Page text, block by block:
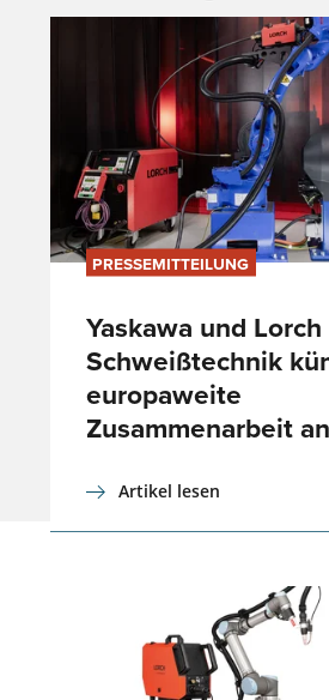
PRESSEMITTEILUNG
Yaskawa und Lorch
Schweißtechnik
europaweite
Zusammenarbeit an
Artikel lesen